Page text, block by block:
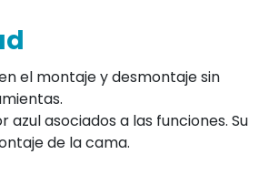
el montaje y desmontaje sin
azul asociados a las funciones. Su
de la cama.